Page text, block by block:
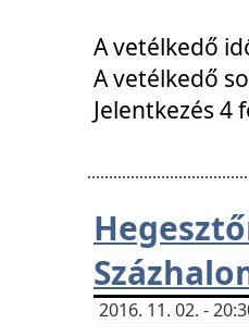
A vetélkedő
A vetélkedő
Jelentkezés 4
2016. 11. 02. -